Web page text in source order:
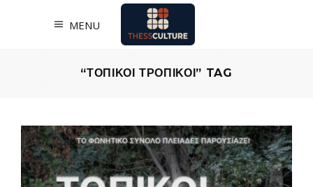
MENU
“ΤΟΠΙΚΟΙ ΤΡΟΠΙΚΟΙ” TAG